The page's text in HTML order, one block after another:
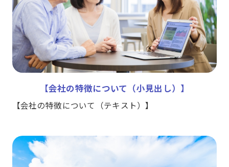
【会社の特徴について（小見出し）】
【会社の特徴について（テキスト）】